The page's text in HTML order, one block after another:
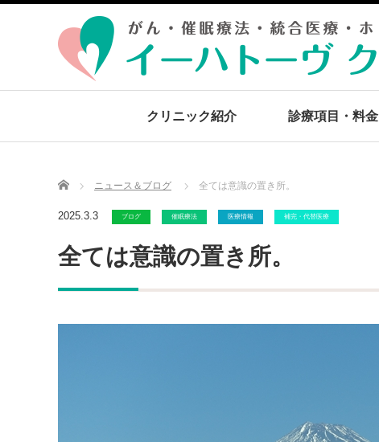
クリニック紹介 診療項目・料金
Home ニュース＆ブログ 全ては意識の置き所。
2025.3.3 ブログ 催眠療法 医療情報 補完・代替医療
全ては意識の置き所。